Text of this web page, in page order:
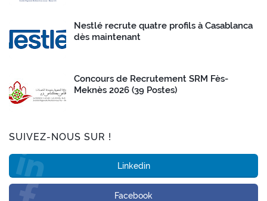
Nestlé recrute quatre profils à Casablanca
dès maintenant
Concours de Recrutement SRM Fès-
Meknès 2026 (39 Postes)
SUIVEZ-NOUS SUR !
Linkedin
Facebook